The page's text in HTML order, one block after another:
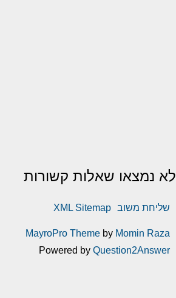
לא נמצאו שאלות קשורות
שליחת משוב XML Sitemap
MayroPro Theme by Momin Raza
Powered by Question2Answer